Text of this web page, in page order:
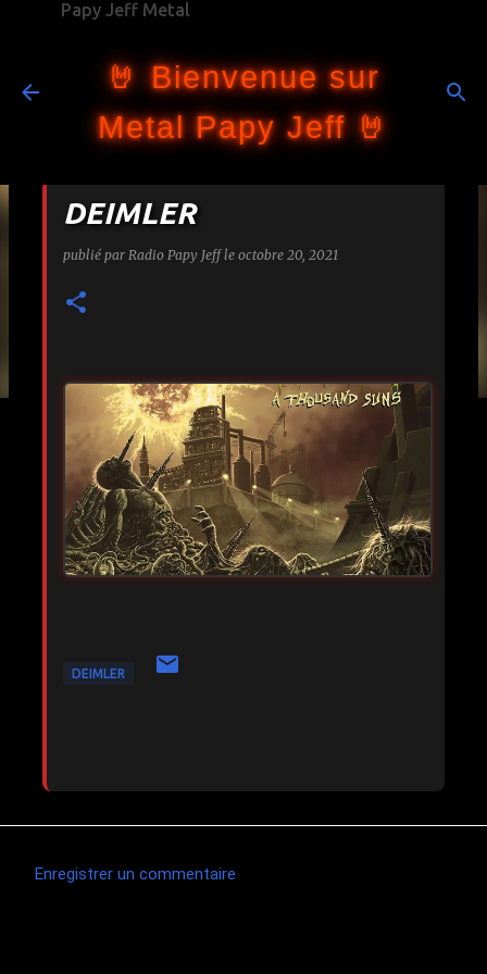
Papy Jeff Metal
🤘 Bienvenue sur
Metal Papy Jeff 🤘
DEIMLER
publié par Radio Papy Jeff le octobre 20, 2021
DEIMLER
Enregistrer un commentaire